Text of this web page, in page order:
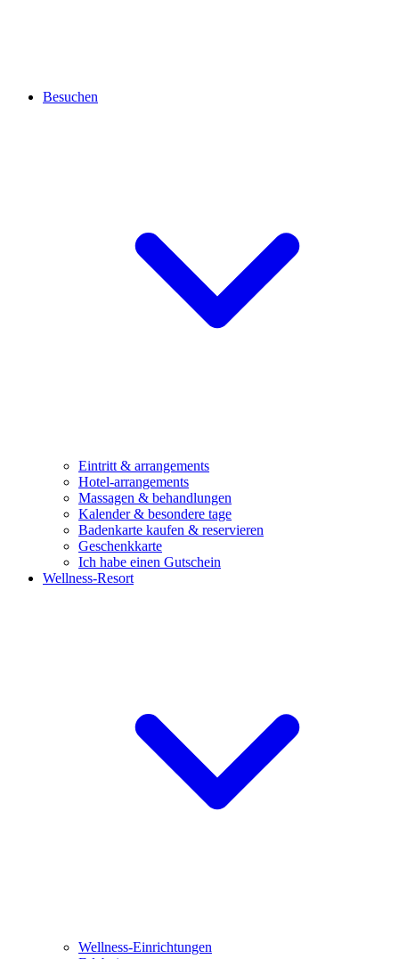
Besuchen
Eintritt & arrangements
Hotel-arrangements
Massagen & behandlungen
Kalender & besondere tage
Badenkarte kaufen & reservieren
Geschenkkarte
Ich habe einen Gutschein
Wellness-Resort
Wellness-Einrichtungen